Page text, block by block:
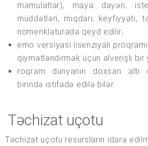
məmulatlar), maya dəyəri,
müddətləri, miqdarı, keyfiyyəti,
nomenklaturada qeyd edilir;
emo versiyası lisenziyalı
qiymətləndirmək üçün əlverişli bir
roqram dünyanın doxsan altı
birində istifadə edilə bilər.
Təchizat uçotu
Təchizat uçotu resursların idarə